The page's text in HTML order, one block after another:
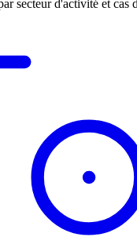
secteur d'activité et cas